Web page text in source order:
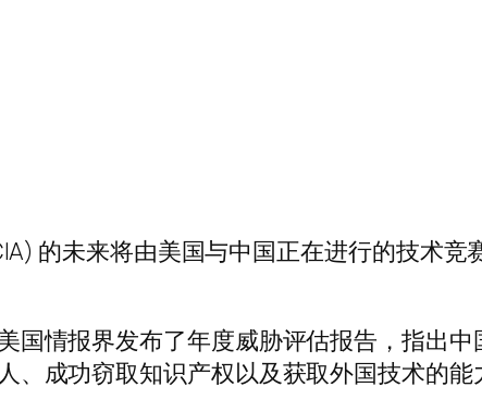
的未来将由美国与中国正在进行的技术竞
国情报界发布了年度威胁评估报告，指出
、成功窃取知识产权以及获取外国技术的能